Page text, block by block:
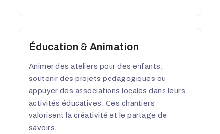
Éducation & Animation
Animer des ateliers pour des enfants,
soutenir des projets pédagogiques ou
appuyer des associations locales dans leurs
activités éducatives. Ces chantiers
valorisent la créativité et le partage de
savoirs.